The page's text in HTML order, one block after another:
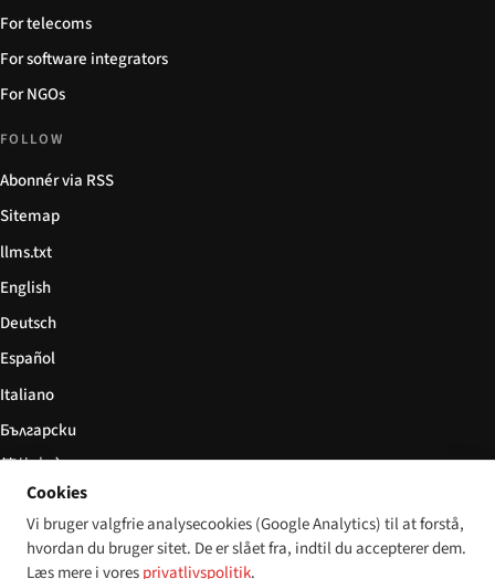
For telecoms
For software integrators
For NGOs
FOLLOW
Abonnér via RSS
Sitemap
llms.txt
English
Deutsch
Español
Italiano
Български
简体中文
© 2026 Disability World. Alle rettigheder forbeholdes.
Cookies
Vi bruger valgfrie analysecookies (Google Analytics) til at forstå,
hvordan du bruger sitet. De er slået fra, indtil du accepterer dem.
Læs mere i voresprivatlivspolitik.